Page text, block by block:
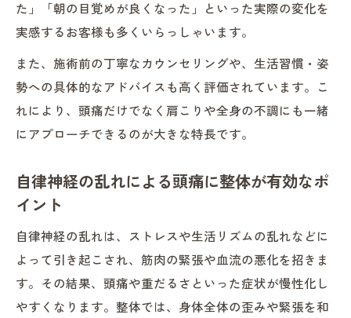
た」「朝の目覚めが良くなった」といった実際の変化を
実感するお客様も多くいらっしゃいます。
また、施術前の丁寧なカウンセリングや、生活習慣・姿
勢への具体的なアドバイスも高く評価されています。こ
れにより、頭痛だけでなく肩こりや全身の不調にも一緒
にアプローチできるのが大きな特長です。
自律神経の乱れによる頭痛に整体が有効なポ
イント
自律神経の乱れは、ストレスや生活リズムの乱れなどに
よって引き起こされ、筋肉の緊張や血流の悪化を招きま
す。その結果、頭痛や重だるさといった症状が慢性化し
やすくなります。整体では、身体全体の歪みや緊張を和